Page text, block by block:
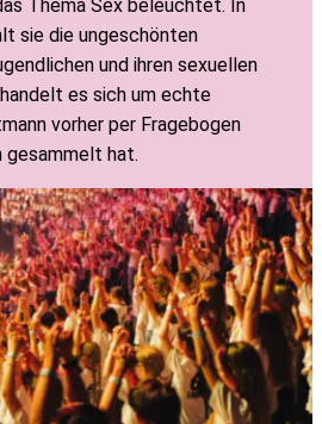
Thema Sex beleuchtet. In
sie die ungeschönten
und ihren sexuellen
es sich um echte
vorher per Fragebogen
gesammelt hat.